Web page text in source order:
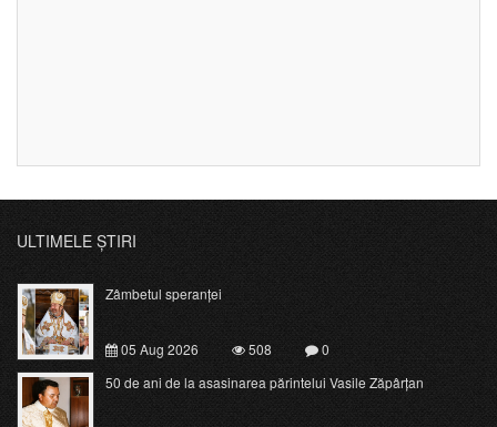
ULTIMELE ȘTIRI
Zâmbetul speranței
05 Aug 2026 508
0
50 de ani de la asasinarea părintelui Vasile Zăpârțan